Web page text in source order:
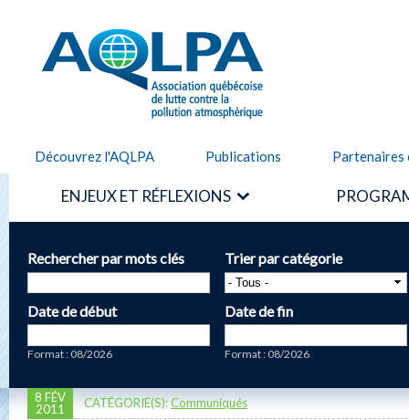
AQLPA
Découvrez l'AQLPA Publications Partenaires
ENJEUX ET RÉFLEXIONS
Rechercher par mots clés Trier par catégorie
Date de début
Format : 08/2026
Date de fin
Format : 08/2026
8 FÉV
2011
CATÉGORIE(S):Communiqués